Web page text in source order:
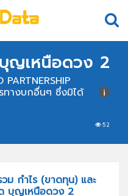
ญเหนือดวง 2
52
ทางบกอื่นๆ ซึ่งมิได้
ม กำไร (ขาดทุน) และ
บุญเหนือดวง 2